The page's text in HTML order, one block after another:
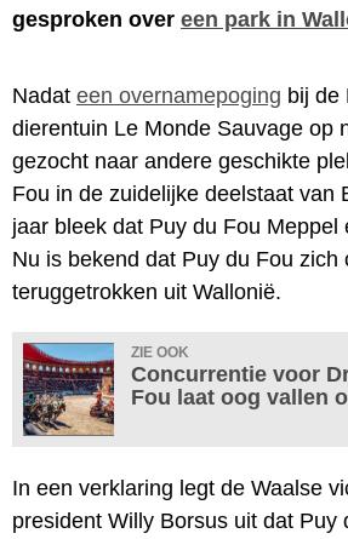
gesproken over een park in
Nadat een overnamepoging bij de
dierentuin Le Monde Sauvage op
gezocht naar andere geschikte
Fou in de zuidelijke deelstaat van
jaar bleek dat Puy du Fou Meppel
Nu is bekend dat Puy du Fou zich
teruggetrokken uit Wallonië.
ZIE OOK
Concurrentie voor
Fou laat oog vallen
In een verklaring legt de Waalse
president Willy Borsus uit dat Puy